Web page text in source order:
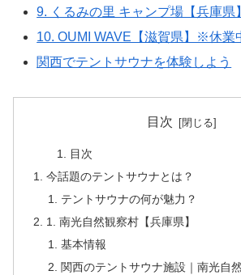
9. くるみの里 キャンプ場【兵庫県】
10. OUMI WAVE【滋賀県】※休業
関西でテントサウナを体験しよう
目次
目次
今話題のテントサウナとは？
テントサウナの何が魅力？
1. 南光自然観察村【兵庫県】
基本情報
関西のテントサウナ施設｜南光自